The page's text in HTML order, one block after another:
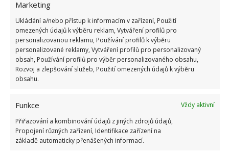
Marketing
Ukládání a/nebo přístup k informacím v zařízení, Použití
omezených údajů k výběru reklam, Vytváření profilů pro
personalizovanou reklamu, Používání profilů k výběru
personalizované reklamy, Vytváření profilů pro personalizovaný
obsah, Používání profilů pro výběr personalizovaného obsahu,
Rozvoj a zlepšování služeb, Použití omezených údajů k výběru
obsahu.
Funkce
Vždy aktivní
Přiřazování a kombinování údajů z jiných zdrojů údajů,
Propojení různých zařízení, Identifikace zařízení na
základě automaticky přenášených informací.
vlhkostí vzduchu,
odpaří z povrchu půdy. V obou případech
skvěle osvědčuje kapková nebo
podpovrchová závlaha.
Druh pěstovaných rostlin.Pořízení
závlahového systému může představovat
při pěstování hodnotných plodin, které vyžadují
pravidelnou péči.Závlahové systémy většina
zahradníků využívá při pěstování plodové
zeleniny, ovoce, nebo pro údržbu trávníků.